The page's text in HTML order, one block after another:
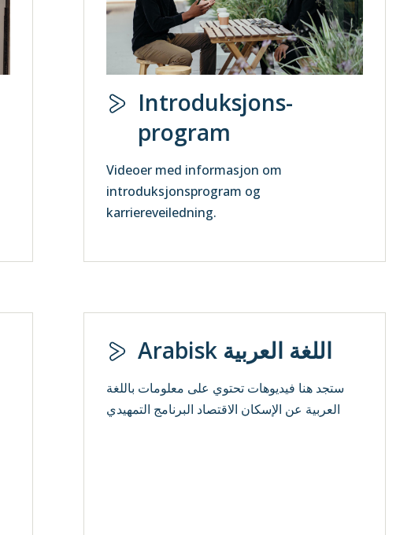
Introduksjons-
program
Videoer med informasjon om
introduksjonsprogram og
karriereveiledning.
Arabisk اللغة العربية
ستجد هنا فيديوهات تحتوي على معلومات باللغة
العربية عن الإسكان الاقتصاد البرنامج التمهيدي